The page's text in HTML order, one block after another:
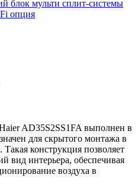
AD35S2SS1FA выполнен в
для скрытого монтажа в
конструкция позволяет
вид интерьера, обеспечивая
воздуха в